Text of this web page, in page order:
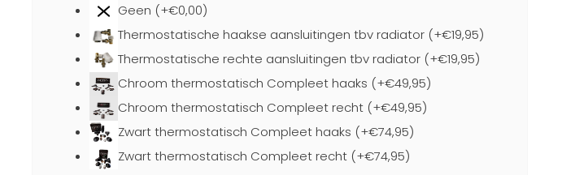
Geen (+€0,00)
Thermostatische haakse aansluitingen tbv radiator (+€19,95)
Thermostatische rechte aansluitingen tbv radiator (+€19,95)
Chroom thermostatisch Compleet haaks (+€49,95)
Chroom thermostatisch Compleet recht (+€49,95)
Zwart thermostatisch Compleet haaks (+€74,95)
Zwart thermostatisch Compleet recht (+€74,95)